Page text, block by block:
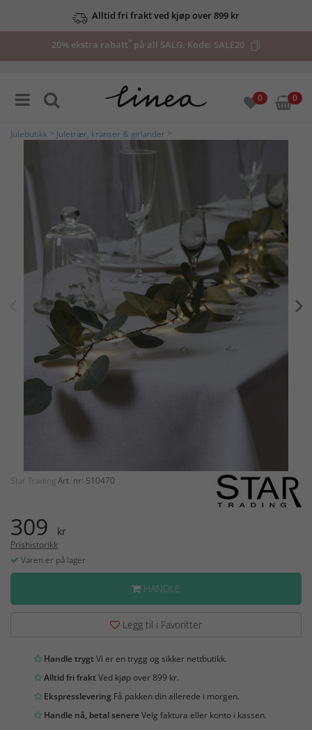
Alltid fri frakt ved kjøp over 899 kr
20% ekstra rabatt* på all SALG. Kode: SALE20
0 0
Julebutikk Juletrær, kranser & girlander
Star Trading Art. nr: 510470
309 kr
Prishistorikk
Varen er på lager
HANDLE
Legg til i Favoritter
Handle trygtVi er en trygg og sikker nettbutikk.
Alltid fri fraktVed kjøp over 899 kr.
Ekspresslevering Få pakken din allerede i morgen.
Handle nå, betal senereVelg faktura eller konto i kassen.